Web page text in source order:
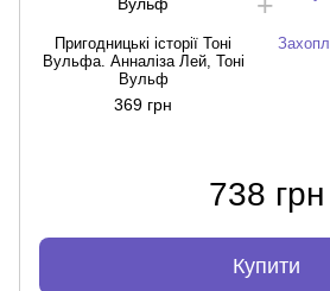
Пригодницькі історії Тоні
Вульфа. Анналіза Лей, Тоні
Вульф
369 грн
738 грн
Купити